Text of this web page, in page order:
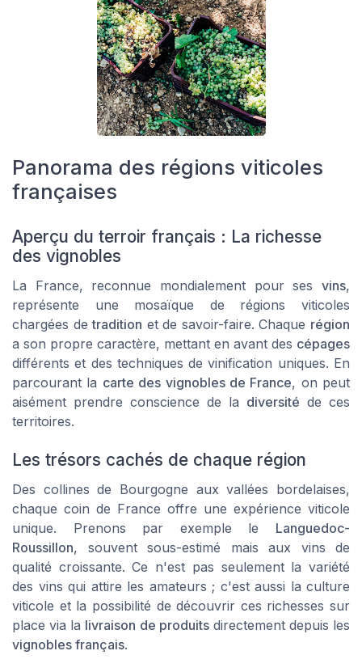
Panorama des régions viticoles
françaises
Aperçu du terroir français : La richesse
des vignobles
La France, reconnue mondialement pour ses vins,
représente une mosaïque de régions viticoles
chargées detradition et de savoir-faire. Chaque région
a son propre caractère, mettant en avant des cépages
différents et des techniques de vinification uniques. En
parcourant la carte des vignobles de France, on peut
aisément prendre conscience de la diversité de ces
territoires.
Les trésors cachés de chaque région
Des collines de Bourgogne aux vallées bordelaises,
chaque coin de France offre une expérience viticole
unique. Prenons par exemple le Languedoc-
Roussillon, souvent sous-estimé mais aux vins de
qualité croissante. Ce n'est pas seulement la variété
des vins qui attire les amateurs ; c'est aussi la culture
viticole et la possibilité de découvrir ces richesses sur
place via la livraison de produitsdirectement depuis les
vignobles français.